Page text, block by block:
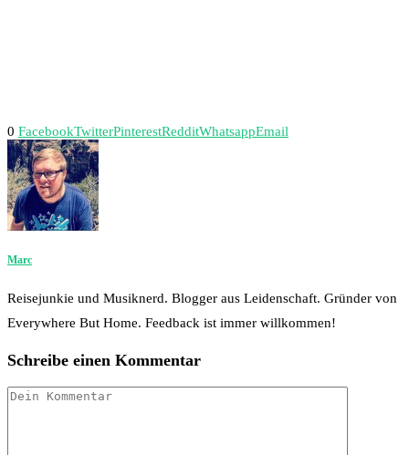
0 FacebookTwitterPinterestRedditWhatsappEmail
Marc
Reisejunkie und Musiknerd. Blogger aus Leidenschaft. Gründer von
Everywhere But Home. Feedback ist immer willkommen!
Schreibe einen Kommentar